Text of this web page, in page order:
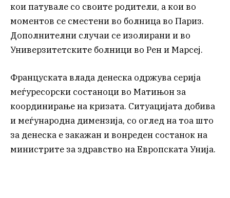
кои патувале со своите родители, а кои во
моментов се сместени во болница во Париз.
Дополнителни случаи се изолирани и во
Универзитетските болници во Рен и Марсеј.
Француската влада денеска одржува серија
меѓуресорски состаноци во Матињон за
координирање на кризата. Ситуацијата добива
и меѓународна димензија, со оглед на тоа што
за денеска е закажан и вонреден состанок на
министрите за здравство на Европската Унија.